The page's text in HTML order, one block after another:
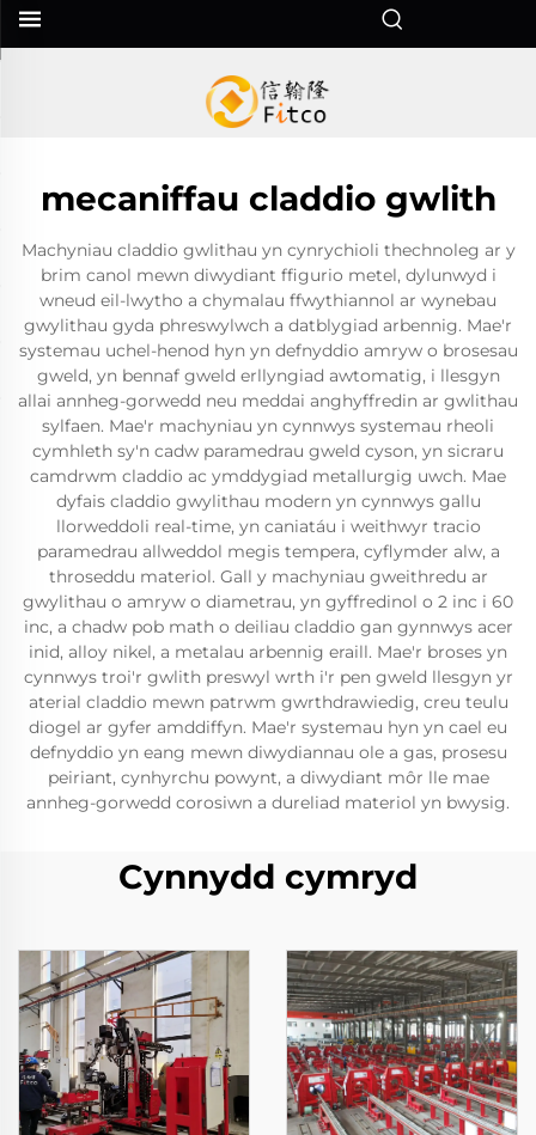
mecaniffau claddio gwlith
Machyniau claddio gwlithau yn cynrychioli thechnoleg ar y
brim canol mewn diwydiant ffigurio metel, dylunwyd i
wneud eil-lwytho a chymalau ffwythiannol ar wynebau
gwylithau gyda phreswylwch a datblygiad arbennig. Mae'r
systemau uchel-henod hyn yn defnyddio amryw o brosesau
gweld, yn bennaf gweld erllyngiad awtomatig, i llesgyn
allai annheg-gorwedd neu meddai anghyffredin ar gwlithau
sylfaen. Mae'r machyniau yn cynnwys systemau rheoli
cymhleth sy'n cadw paramedrau gweld cyson, yn sicraru
camdrwm claddio ac ymddygiad metallurgig uwch. Mae
dyfais claddio gwylithau modern yn cynnwys gallu
llorweddoli real-time, yn caniatáu i weithwyr tracio
paramedrau allweddol megis tempera, cyflymder alw, a
throseddu materiol. Gall y machyniau gweithredu ar
gwylithau o amryw o diametrau, yn gyffredinol o 2 inc i 60
inc, a chadw pob math o deiliau claddio gan gynnwys acer
inid, alloy nikel, a metalau arbennig eraill. Mae'r broses yn
cynnwys troi'r gwlith preswyl wrth i'r pen gweld llesgyn yr
aterial claddio mewn patrwm gwrthdrawiedig, creu teulu
diogel ar gyfer amddiffyn. Mae'r systemau hyn yn cael eu
defnyddio yn eang mewn diwydiannau ole a gas, prosesu
peiriant, cynhyrchu powynt, a diwydiant môr lle mae
annheg-gorwedd corosiwn a dureliad materiol yn bwysig.
Cynnydd cymryd